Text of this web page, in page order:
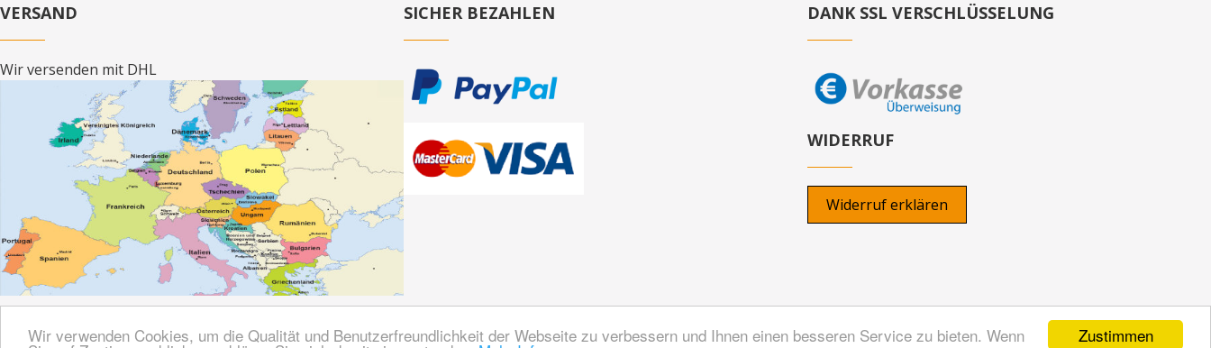
Zustimmen
Wir verwenden Cookies, um die Qualität und Benutzerfreundlichkeit der Webseite zu verbessern und Ihnen einen besseren Service zu bieten. Wenn
VERSAND
Wir versenden mit DHL
SICHER BEZAHLEN DANK SSL VERSCHLÜSSELUNG
WIDERRUF
Widerruf erklären